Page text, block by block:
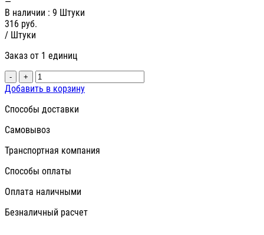
В наличии : 9 Штуки
316 руб.
/ Штуки
Заказ от 1 единиц
- +
Добавить в корзину
Способы доставки
Самовывоз
Транспортная компания
Способы оплаты
Оплата наличными
Безналичный расчет